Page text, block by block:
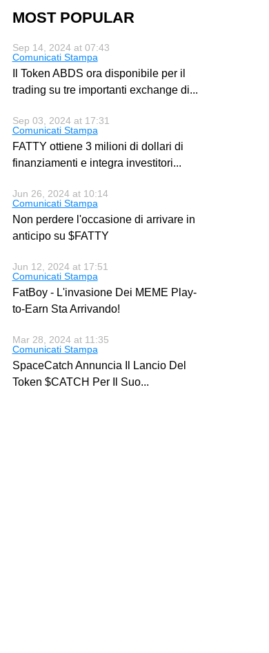
MOST POPULAR
Sep 14, 2024 at 07:43
Comunicati Stampa
Il Token ABDS ora disponibile per il
trading su tre importanti exchange di...
Sep 03, 2024 at 17:31
Comunicati Stampa
FATTY ottiene 3 milioni di dollari di
finanziamenti e integra investitori...
Jun 26, 2024 at 10:14
Comunicati Stampa
Non perdere l'occasione di arrivare in
anticipo su $FATTY
Jun 12, 2024 at 17:51
Comunicati Stampa
FatBoy - L'invasione Dei MEME Play-
to-Earn Sta Arrivando!
Mar 28, 2024 at 11:35
Comunicati Stampa
SpaceCatch Annuncia Il Lancio Del
Token $CATCH Per Il Suo...